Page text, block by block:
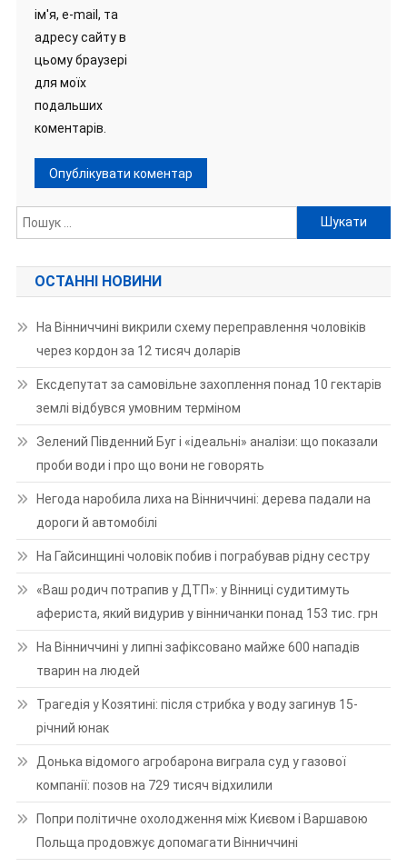
ім'я, e-mail, та
адресу сайту в
цьому браузері
для моїх
подальших
коментарів.
Пошук:
ОСТАННІ НОВИНИ
На Вінниччині викрили схему переправлення чоловіків
через кордон за 12 тисяч доларів
Ексдепутат за самовільне захоплення понад 10 гектарів
землі відбувся умовним терміном
Зелений Південний Буг і «ідеальні» аналізи: що показали
проби води і про що вони не говорять
Негода наробила лиха на Вінниччині: дерева падали на
дороги й автомобілі
На Гайсинщині чоловік побив і пограбував рідну сестру
«Ваш родич потрапив у ДТП»: у Вінниці судитимуть
афериста, який видурив у вінничанки понад 153 тис. грн
На Вінниччині у липні зафіксовано майже 600 нападів
тварин на людей
Трагедія у Козятині: після стрибка у воду загинув 15-
річний юнак
Донька відомого агробарона виграла суд у газової
компанії: позов на 729 тисяч відхилили
Попри політичне охолодження між Києвом і Варшавою
Польща продовжує допомагати Вінниччині